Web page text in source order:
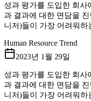
성과 평가를 도입한 회사
과 결과에 대한 면담을
니저)들이 가장 어려워
Human Resource Trend
2023년 1월 29일
성과 평가를 도입한 회사
과 결과에 대한 면담을
니저)들이 가장 어려워